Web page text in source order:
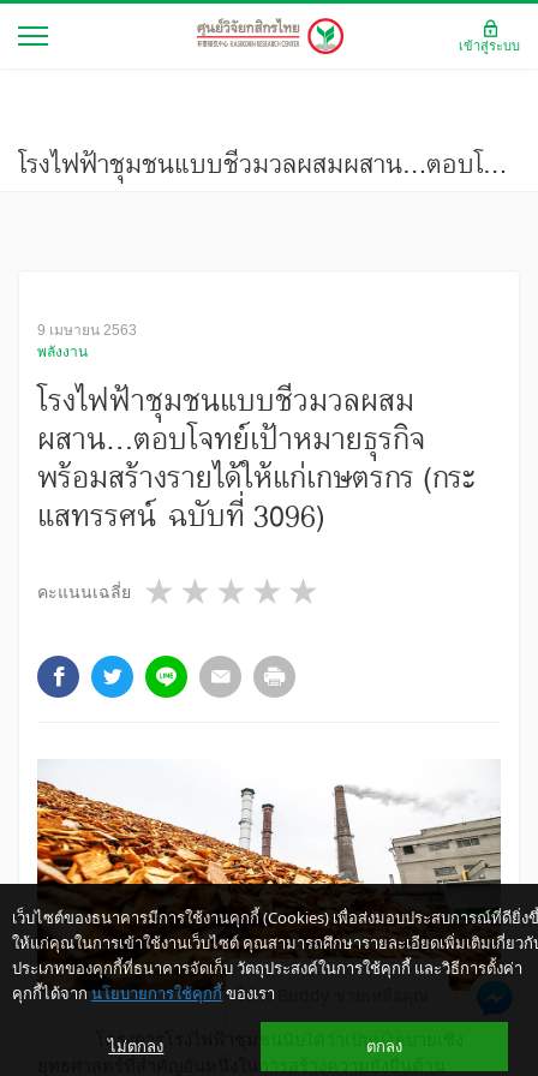
โรงไฟฟ้าชุมชนแบบชีวมวลผสมผสาน…ตอบโจทย์เป้าหมายธุรกิจ พร้อมสร้างรายได้ให้แก่เกษตรกร (กระแสทรรศน์ ฉบับที่ 3096)
9 เมษายน 2563
พลังงาน
โรงไฟฟ้าชุมชนแบบชีวมวลผสม
ผสาน…ตอบโจทย์เป้าหมายธุรกิจ
พร้อมสร้างรายได้ให้แก่เกษตรกร (กระ
แสทรรศน์ ฉบับที่ 3096)
คะแนนเฉลี่ย 4 stars
3 stars
2 stars
1 star
​โครงการ โรงไฟฟ้าชุมชนนับได้ว่าเป็นนโยบายเชิง
เว็บไซต์ของธนาคารมีการใช้งานคุกกี้ (Cookies) เพื่อส่งมอบประสบการณ์ที่ดียิ่ง
ให้แก่คุณในการเข้าใช้งานเว็บไซต์ คุณสามารถศึกษารายละเอียดเพิ่มเติมเกี่ยวกั
ประเภทของคุกกี้ที่ธนาคารจัดเก็บ วัตถุประสงค์ในการใช้คุกกี้ และวิธีการตั้งค่า
คุกกี้ได้จากนโยบายการใช้คุกกี้ของเรา
ไม่ตกลง ตกลง
เข้าสู่ระบบ
ให้ K-Buddy ช่วยเหลือคุณ